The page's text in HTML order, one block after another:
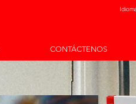
CONTÁCTENOS